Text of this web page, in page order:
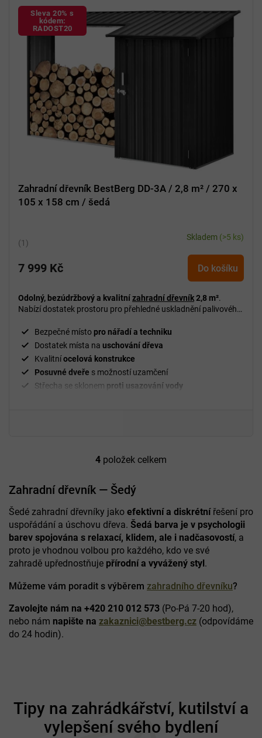
Sleva 20% s
kódem:
RADOST20
Zahradní dřevník BestBerg DD-3A / 2,8 m² / 270 x
105 x 158 cm / šedá
Průměrné
produktu
5,0
z
hvězdiček.
Skladem (>5 ks)
7 999 Kč Do košíku
Odolný, bezúdržbový a kvalitnízahradní dřevník2,8 m².
Nabízí dostatek prostoru pro přehledné uskladnění palivového
Bezpečné místo pro nářadí a techniku
Dostatek místa na uschování dřeva
Kvalitníocelová konstrukce
Posuvné dveře s možností uzamčení
Střecha se sklonem proti usazování vody
O
l
á
d
a
c
í
p
r
k
v
ý
4 položek celkem
Zahradní dřevník — Šedý
Šedé zahradní dřevníky jako efektivní a diskrétnířešení pro
uspořádání a úschovu dřeva. Šedá barva je v psychologii
barev spojována s relaxací, klidem, ale i nadčasovostí, a
proto je vhodnou volbou pro každého, kdo ve své
zahradě upřednostňuje přírodní a vyvážený styl .
Můžeme vám poradit s výběrem zahradního dřevníku?
Zavolejte nám na +420 210 012 573 (Po-Pá 7-20 hod),
nebo nám napište na zakaznici@bestberg.cz (odpovídáme
do 24 hodin).
Tipy na zahrádkářství, kutilství a
vylepšení svého bydlení